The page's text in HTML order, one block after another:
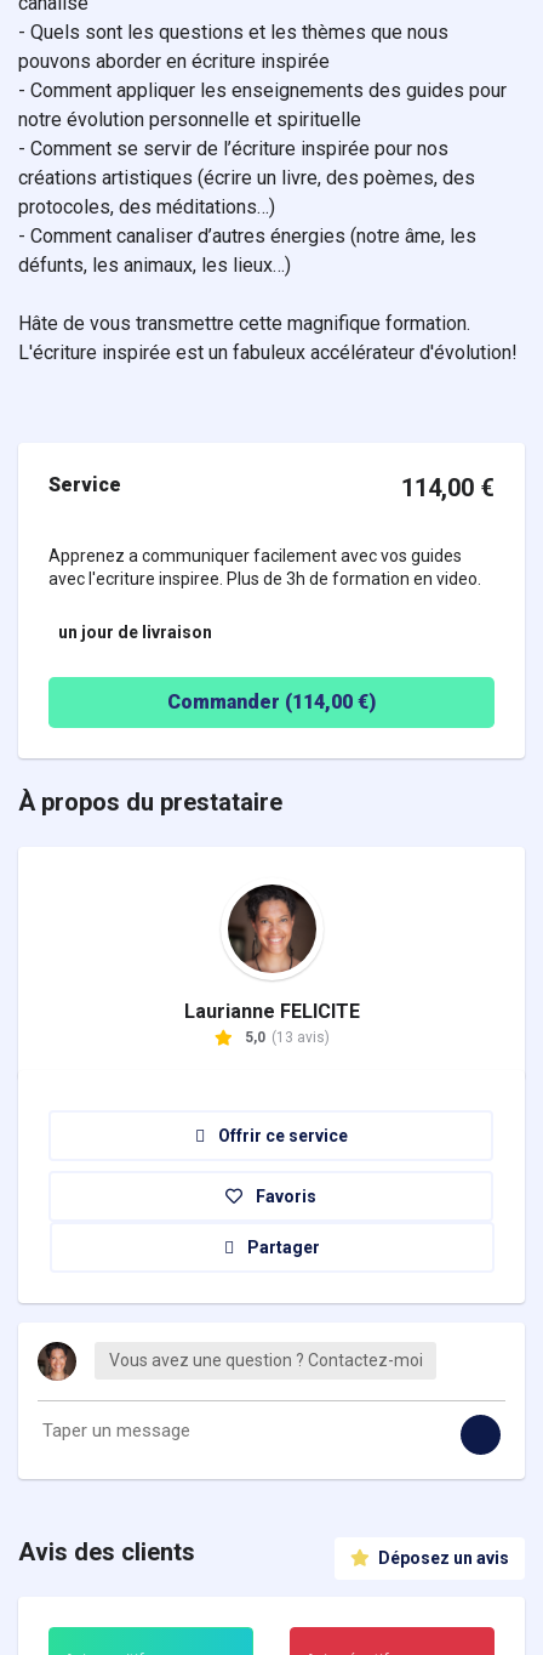
- Quels sont les questions et les thèmes que nous
pouvons aborder en écriture inspirée
- Comment appliquer les enseignements des guides pour
notre évolution personnelle et spirituelle
- Comment se servir de l’écriture inspirée pour nos
créations artistiques (écrire un livre, des poèmes, des
protocoles, des méditations…)
- Comment canaliser d’autres énergies (notre âme, les
défunts, les animaux, les lieux…)
Hâte de vous transmettre cette magnifique formation.
L'écriture inspirée est un fabuleux accélérateur d'évolution!
Service 114,00 €
Apprenez a communiquer facilement avec vos guides
avec l'ecriture inspiree. Plus de 3h de formation en video.
un jour de livraison
Commander (114,00 €)
À propos du prestataire
Laurianne FELICITE
5,0 (13 avis)
Offrir ce service
Favoris
Partager
Vous avez une question ? Contactez-moi
Déposez un avis
Avis des clients